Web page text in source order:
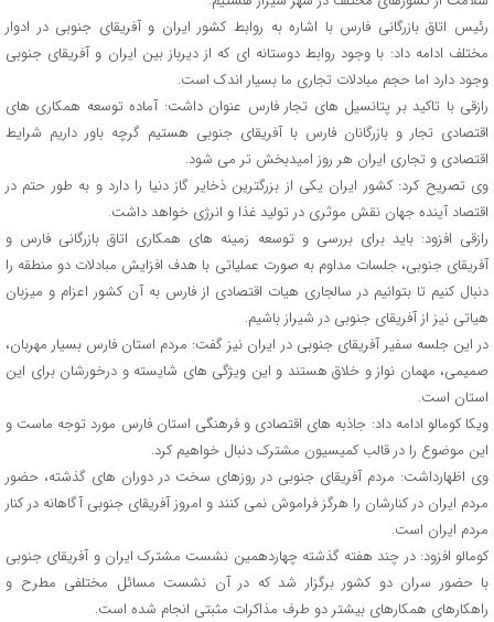
رئیس اتاق بازرگانی فارس با اشاره به روابط کشور ایران و آفریقای جنوبی در ادوار
مختلف ادامه داد: با وجود روابط دوستانه ای که از دیرباز بین ایران و آفریقای جنوبی
وجود دارد اما حجم مبادلات تجاری ما بسیار اندک است.
رازقی با تاکید بر پتانسیل های تجار فارس عنوان داشت: آماده توسعه همکاری های
اقتصادی تجار و بازرگانان فارس با آفریقای جنوبی هستیم گرچه باور داریم شرایط
اقتصادی و تجاری ایران هر روز امیدبخش تر می شود.
وی تصریح کرد: کشور ایران یکی از بزرگترین ذخایر گاز دنیا را دارد و به طور حتم در
اقتصاد آینده جهان نقش موثری در تولید غذا و انرژی خواهد داشت.
رازقی افزود: باید برای بررسی و توسعه زمینه های همکاری اتاق بازرگانی فارس و
آفریقای جنوبی، جلسات مداوم به صورت عملیاتی با هدف افزایش مبادلات دو منطقه را
دنبال کنیم تا بتوانیم در سالجاری هیات اقتصادی از فارس به آن کشور اعزام و میزبان
هیاتی نیز از آفریقای جنوبی در شیراز باشیم.
در این جلسه سفیر آفریقای جنوبی در ایران نیز گفت: مردم استان فارس بسیار مهربان،
صمیمی، مهمان نواز و خلاق هستند و این ویژگی های شایسته و درخورشان برای این
استان است.
ویکا کومالو ادامه داد: جاذبه های اقتصادی و فرهنگی استان فارس مورد توجه ماست و
این موضوع را در قالب کمیسیون مشترک دنبال خواهیم کرد.
وی اظهارداشت: مردم آفریقای جنوبی در روزهای سخت در دوران های گذشته، حضور
مردم ایران در کنارشان را هرگز فراموش نمی کنند و امروز آفریقای جنوبی آگاهانه در کنار
مردم ایران است.
کومالو افزود: در چند هفته گذشته چهاردهمین نشست مشترک ایران و آفریقای جنوبی
با حضور سران دو کشور برگزار شد که در آن نشست مسائل مختلفی مطرح و
راهکارهای همکارهای بیشتر دو طرف مذاکرات مثبتی انجام شده است.